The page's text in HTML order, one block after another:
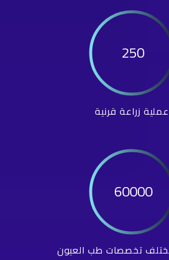
250
عملية زراعة قرنية
60000
تخصصات طب العيون